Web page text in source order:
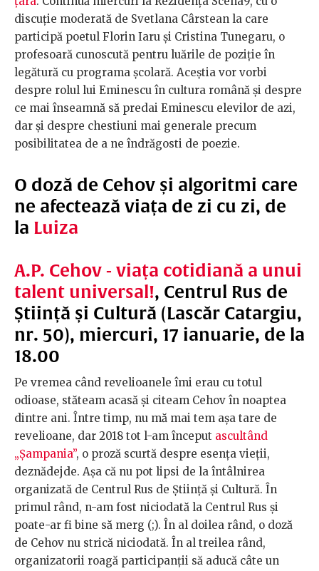
discuție moderată de Svetlana Cârstean la care
participă poetul Florin Iaru și Cristina Tunegaru, o
profesoară cunoscută pentru luările de poziție în
legătură cu programa școlară. Aceștia vor vorbi
despre rolul lui Eminescu în cultura română și despre
ce mai înseamnă să predai Eminescu elevilor de azi,
dar și despre chestiuni mai generale precum
posibilitatea de a ne îndrăgosti de poezie.
O doză de Cehov și algoritmi care
ne afectează viața de zi cu zi, de
la Luiza
A.P. Cehov - viața cotidiană a unui
talent universal!, Centrul Rus de
Știință și Cultură (Lascăr Catargiu,
nr. 50), miercuri, 17 ianuarie, de la
18.00
Pe vremea când revelioanele îmi erau cu totul
odioase, stăteam acasă și citeam Cehov în noaptea
dintre ani. Între timp, nu mă mai tem așa tare de
revelioane, dar 2018 tot l-am început ascultând
„Șampania”, o proză scurtă despre esența vieții,
deznădejde. Așa că nu pot lipsi de la întâlnirea
organizată de Centrul Rus de Știință și Cultură. În
primul rând, n-am fost niciodată la Centrul Rus și
poate-ar fi bine să merg (;). În al doilea rând, o doză
de Cehov nu strică niciodată. În al treilea rând,
organizatorii roagă participanții să aducă câte un